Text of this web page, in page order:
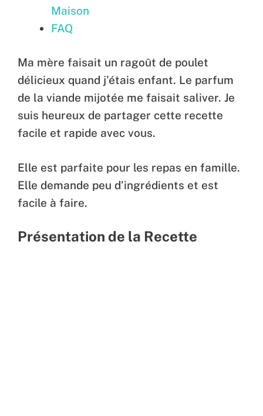
Maison
FAQ
Ma mère faisait un ragoût de poulet
délicieux quand j’étais enfant. Le parfum
de la viande mijotée me faisait saliver. Je
suis heureux de partager cette recette
facile et rapide avec vous.
Elle est parfaite pour les repas en famille.
Elle demande peu d’ingrédients et est
facile à faire.
Présentation de la Recette